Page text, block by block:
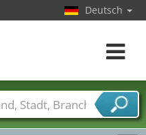
7
Deutsch
Toggle
Städte
Branchen